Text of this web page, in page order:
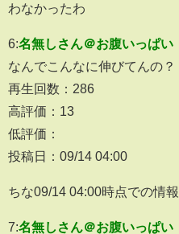
わなかったわ
6:名無しさん＠お腹いっぱい
なんでこんなに伸びてんの？
再生回数：286
高評価：13
低評価：
投稿日：09/14 04:00
ちな09/14 04:00時点での情
7:名無しさん＠お腹いっぱい